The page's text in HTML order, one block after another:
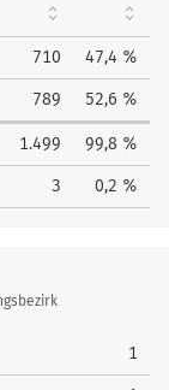
710 47,4 %
789 52,6 %
1.499 99,8 %
3 0,2 %
1